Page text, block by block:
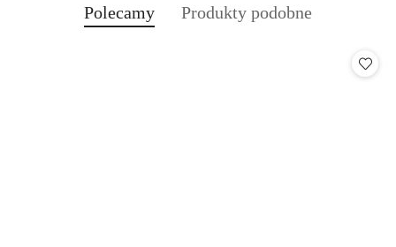
Pomiń karuzelę produktów
Produkty
o
Polecamy
Produkty
Produkty podobne